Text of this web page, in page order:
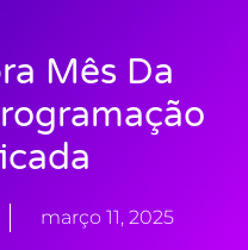
Mês Da
março 11, 2025